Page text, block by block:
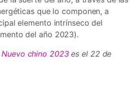
que lo componen, a
elemento intrínseco del
del año 2023).
chino 2023es el 22 de